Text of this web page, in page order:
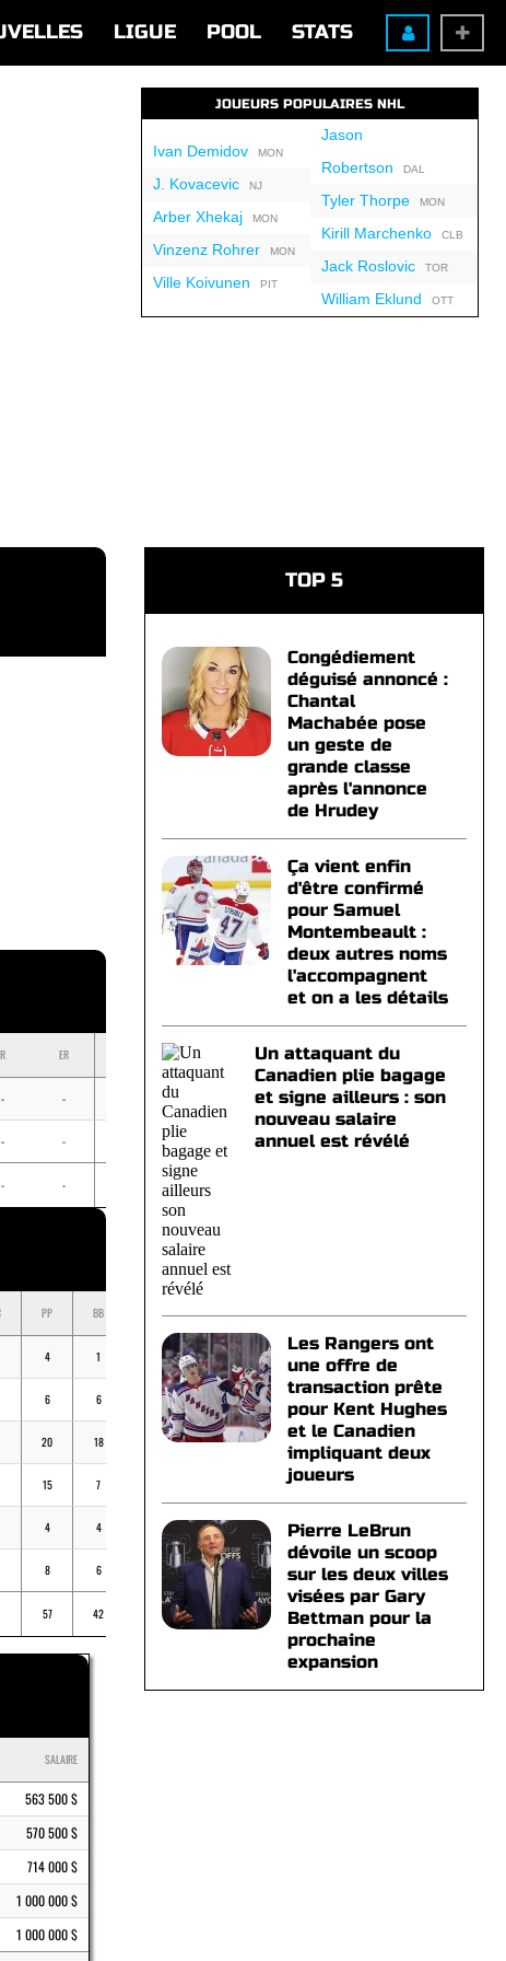
LIGUE POOL STATS
JOUEURS POPULAIRES NHL
Ivan DemidovMON
J. KovacevicNJ
Arber XhekajMON
Vinzenz RohrerMON
Ville Koivunen PIT
Jason
Robertson DAL
Tyler ThorpeMON
Kirill MarchenkoCLB
Jack RoslovicTOR
William Eklund OTT
R ER K
- -
- - -
- - -
PP BB BV MOY
4 1 - .308
6 6 - .243
20 18 - .220
15 7
4 4 1
8 6 6 .205
57 42 .233
SALAIRE
563 500 $
570 500 $
714 000 $
1 000 000 $
1 000 000 $
TOP 5
Congédiement
déguisé annoncé :
Chantal
Machabée pose
un geste de
grande classe
après l'annonce
de Hrudey
Ça vient enfin
d'être confirmé
pour Samuel
Montembeault :
deux autres noms
l'accompagnent
et on a les détails
Un attaquant du
Canadien plie bagage
et signe ailleurs : son
nouveau salaire
annuel est révélé
Les Rangers ont
une offre de
transaction prête
pour Kent Hughes
et le Canadien
impliquant deux
joueurs
Pierre LeBrun
dévoile un scoop
sur les deux villes
visées par Gary
Bettman pour la
prochaine
expansion